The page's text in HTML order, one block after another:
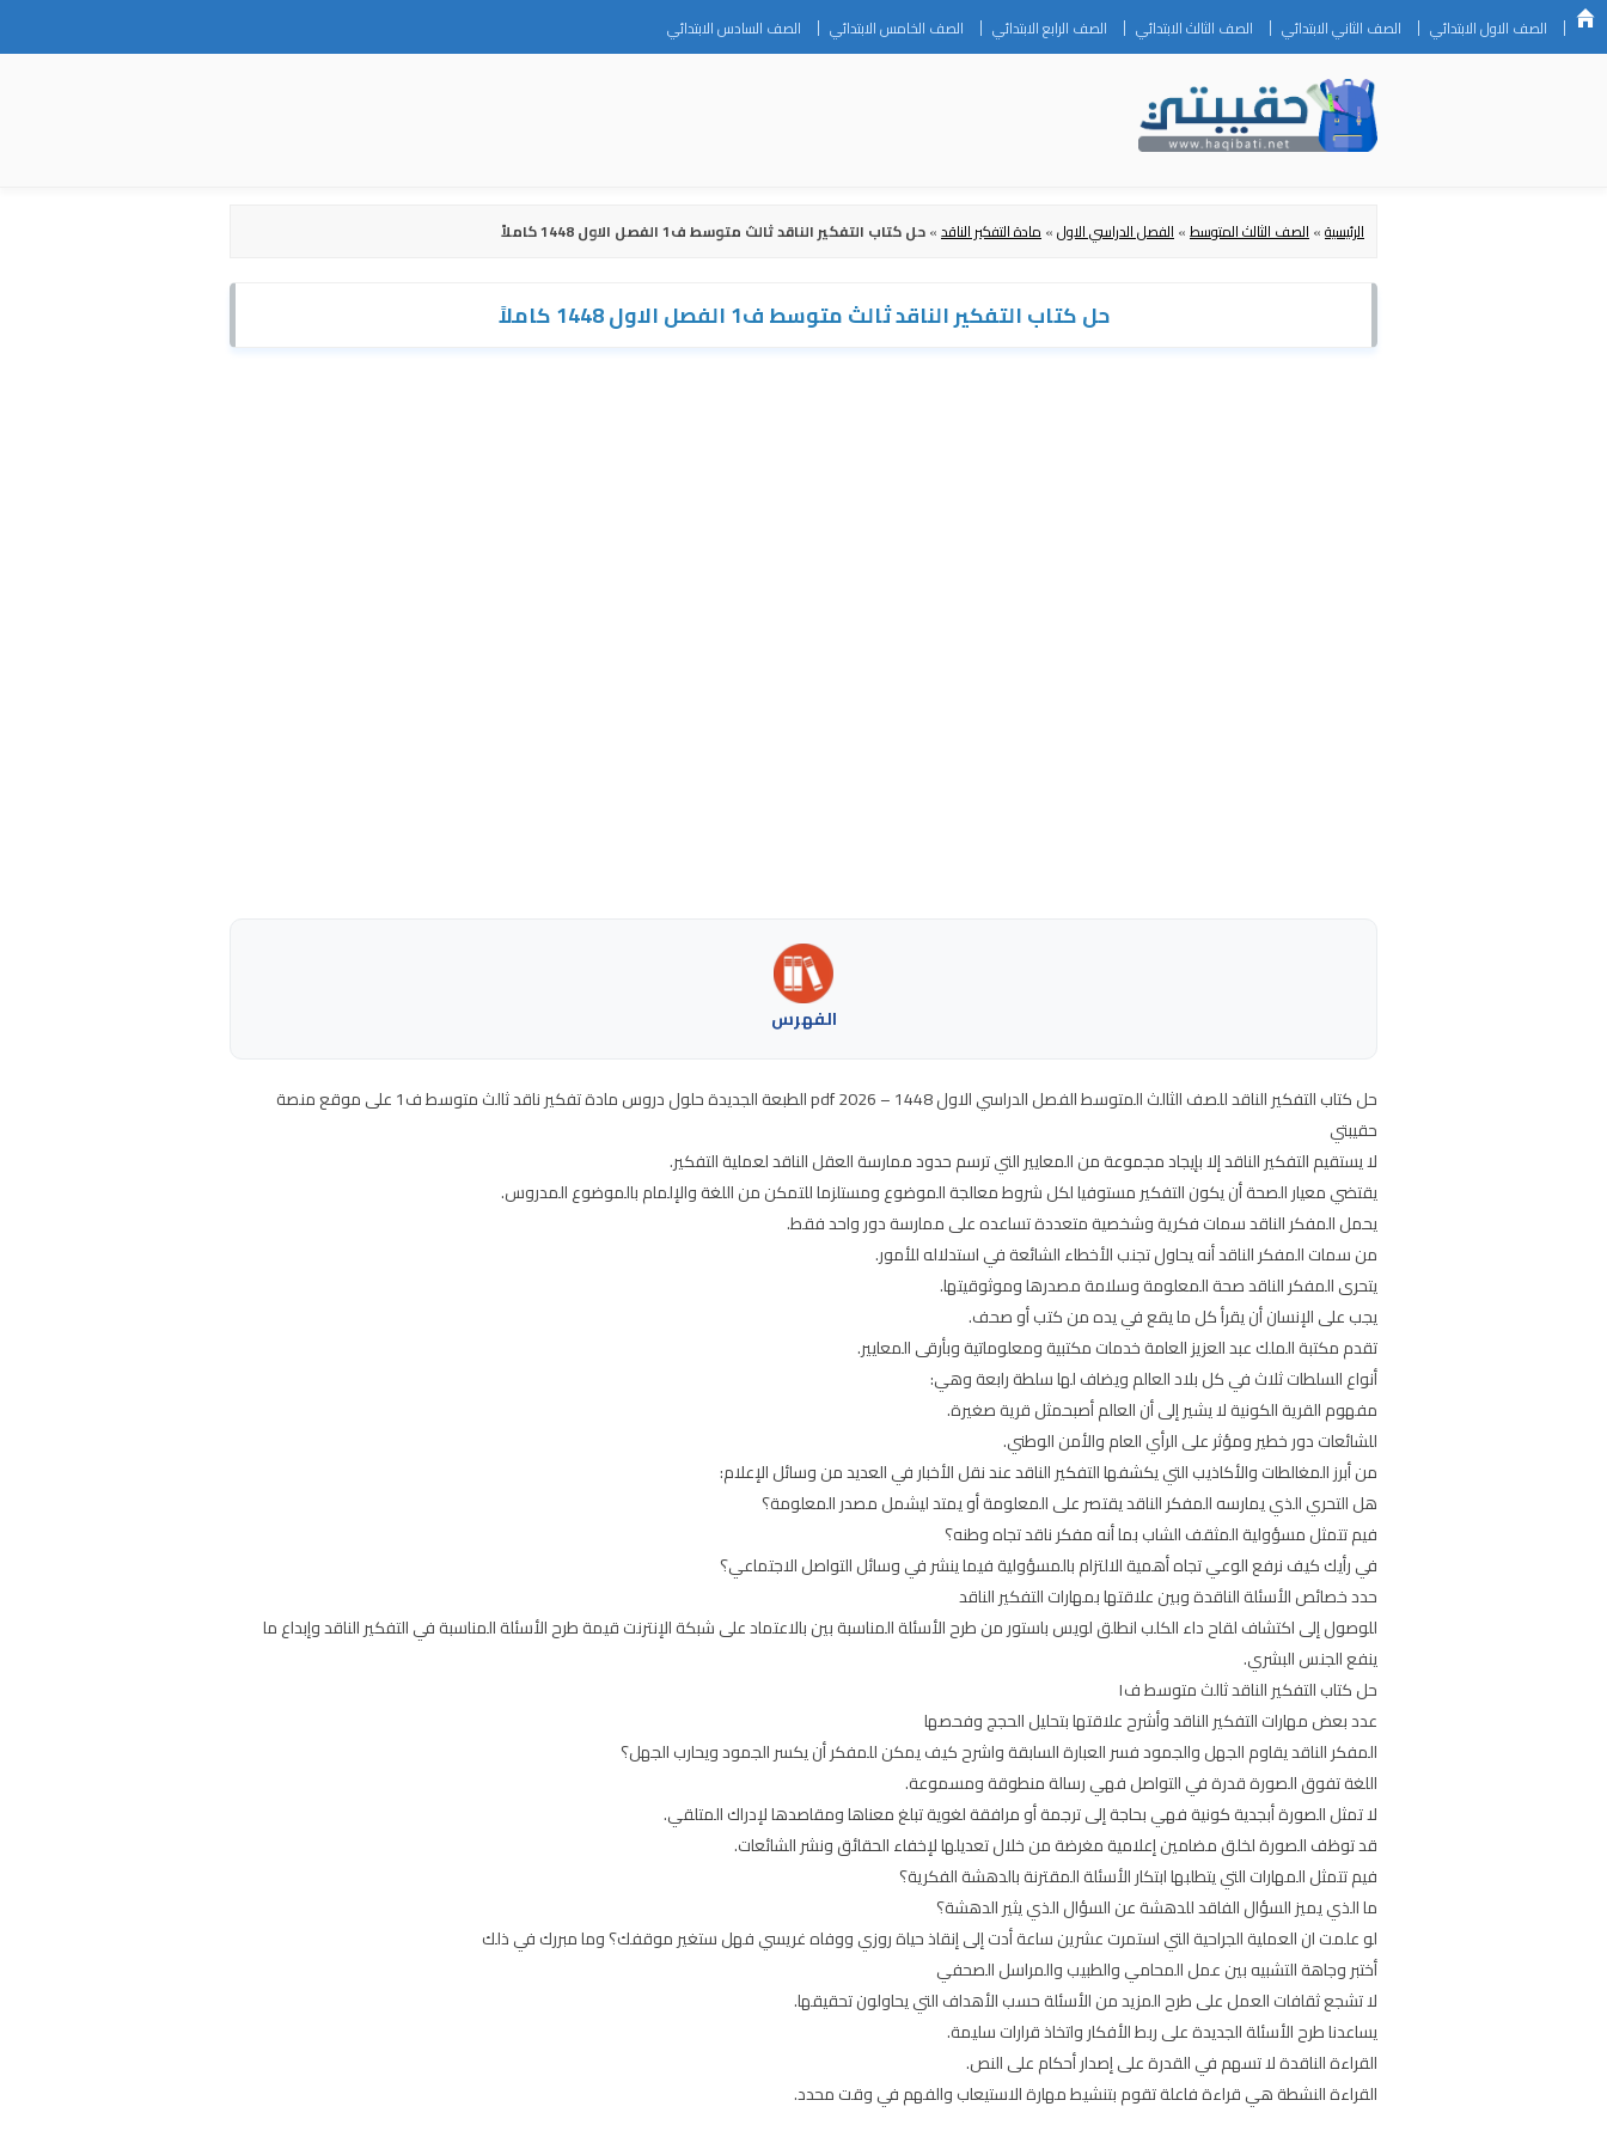
Skip
to
الصف الاول الابتدائي الصف الثاني الابتدائي الصف الثالث الابتدائي الصف الرابع الابتدائي الصف الخامس الابتدائي الصف السادس الابتدائي
الرئيسية»الصف الثالث المتوسط»الفصل الدراسي الاول»مادة التفكير الناقد»حل كتاب التفكير الناقد ثالث متوسط ف1 الفصل الاول 1448 كاملاً
حل كتاب التفكير الناقد ثالث متوسط ف1 الفصل الاول 1448 كاملاً
الفهرس
حل كتاب التفكير الناقد للصف الثالث المتوسط الفصل الدراسي الاول 1448 – 2026 pdf الطبعة الجديدة حلول دروس مادة تفكير ناقد ثالث متوسط ف1 على موقع منصة
حقيبتي
لا يستقيم التفكير الناقد إلا بإيجاد مجموعة من المعايير التي ترسم حدود ممارسة العقل الناقد لعملية التفكير.
يقتضي معيار الصحة أن يكون التفكير مستوفيا لكل شروط معالجة الموضوع ومستلزما للتمكن من اللغة والإلمام بالموضوع المدروس.
يحمل المفكر الناقد سمات فكرية وشخصية متعددة تساعده على ممارسة دور واحد فقط.
من سمات المفكر الناقد أنه يحاول تجنب الأخطاء الشائعة في استدلاله للأمور.
يتحرى المفكر الناقد صحة المعلومة وسلامة مصدرها وموثوقيتها.
يجب على الإنسان أن يقرأ كل ما يقع في يده من كتب أو صحف.
تقدم مكتبة الملك عبد العزيز العامة خدمات مكتبية ومعلوماتية وبأرقى المعايير.
أنواع السلطات ثلاث في كل بلاد العالم ويضاف لها سلطة رابعة وهي:
مفهوم القرية الكونية لا يشير إلى أن العالم أصبحمثل قرية صغيرة.
للشائعات دور خطير ومؤثر على الرأي العام والأمن الوطني.
من أبرز المغالطات والأكاذيب التي يكشفها التفكير الناقد عند نقل الأخبار في العديد من وسائل الإعلام:
هل التحري الذي يمارسه المفكر الناقد يقتصر على المعلومة أو يمتد ليشمل مصدر المعلومة؟
فيم تتمثل مسؤولية المثقف الشاب بما أنه مفكر ناقد تجاه وطنه؟
في رأيك كيف نرفع الوعي تجاه أهمية الالتزام بالمسؤولية فيما ينشر في وسائل التواصل الاجتماعي؟
حدد خصائص الأسئلة الناقدة وبين علاقتها بمهارات التفكير الناقد
للوصول إلى اكتشاف لقاح داء الكلب انطلق لويس باستور من طرح الأسئلة المناسبة بين بالاعتماد على شبكة الإنترنت قيمة طرح الأسئلة المناسبة في التفكير الناقد وإبداع ما
ينفع الجنس البشري.
حل كتاب التفكير الناقد ثالث متوسط ف١
عدد بعض مهارات التفكير الناقد وأشرح علاقتها بتحليل الحجج وفحصها
المفكر الناقد يقاوم الجهل والجمود فسر العبارة السابقة واشرح كيف يمكن للمفكر أن يكسر الجمود ويحارب الجهل؟
اللغة تفوق الصورة قدرة في التواصل فهي رسالة منطوقة ومسموعة.
لا تمثل الصورة أبجدية كونية فهي بحاجة إلى ترجمة أو مرافقة لغوية تبلغ معناها ومقاصدها لإدراك المتلقي.
قد توظف الصورة لخلق مضامين إعلامية مغرضة من خلال تعديلها لإخفاء الحقائق ونشر الشائعات.
فيم تتمثل المهارات التي يتطلبها ابتكار الأسئلة المقترنة بالدهشة الفكرية؟
ما الذي يميز السؤال الفاقد للدهشة عن السؤال الذي يثير الدهشة؟
لو علمت ان العملية الجراحية التي استمرت عشرين ساعة أدت إلى إنقاذ حياة روزي ووفاه غريسي فهل ستغير موقفك؟ وما مبررك في ذلك
أختبر وجاهة التشبيه بين عمل المحامي والطبيب والمراسل الصحفي
لا تشجع ثقافات العمل على طرح المزيد من الأسئلة حسب الأهداف التي يحاولون تحقيقها.
يساعدنا طرح الأسئلة الجديدة على ربط الأفكار واتخاذ قرارات سليمة.
القراءة الناقدة لا تسهم في القدرة على إصدار أحكام على النص.
القراءة النشطة هي قراءة فاعلة تقوم بتنشيط مهارة الاستيعاب والفهم في وقت محدد.